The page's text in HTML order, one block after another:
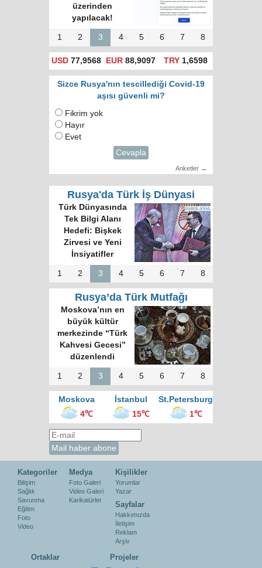
üzerinden
yapılacak!
1 2 3 4 5 6 7 8
USD 77,9568 EUR 88,9097 TRY1,6598
Sizce Rusya'nın tescillediği Covid-19
aşısı güvenli mi?
Fikrim yok
Hayır
Evet
Cevapla
Anketler →
Rusya'da Türk İş Dünyasi
Türk Dünyasında
Tek Bilgi Alanı
Hedefi: Bişkek
Zirvesi ve Yeni
İnsiyatifler
1 2 3 4 5 6 7 8
Rusya’da Türk Mutfağı
Moskova’nın en
büyük kültür
merkezinde “Türk
Kahvesi Gecesi”
düzenlendi
1 2 3 4 5 6 7 8
Moskova İstanbul
St.Petersburg
4℃
15℃ 1℃
Kategoriler
Bilişim
Sağlık
Savunma
Eğitim
Foto
Video
Medya
Foto Galeri
Video Galeri
Karikatürler
Kişilikler
Yorumlar
Yazar
Sayfalar
Hakkımızda
İletişim
Reklam
Arşiv
Ortaklar Projeler